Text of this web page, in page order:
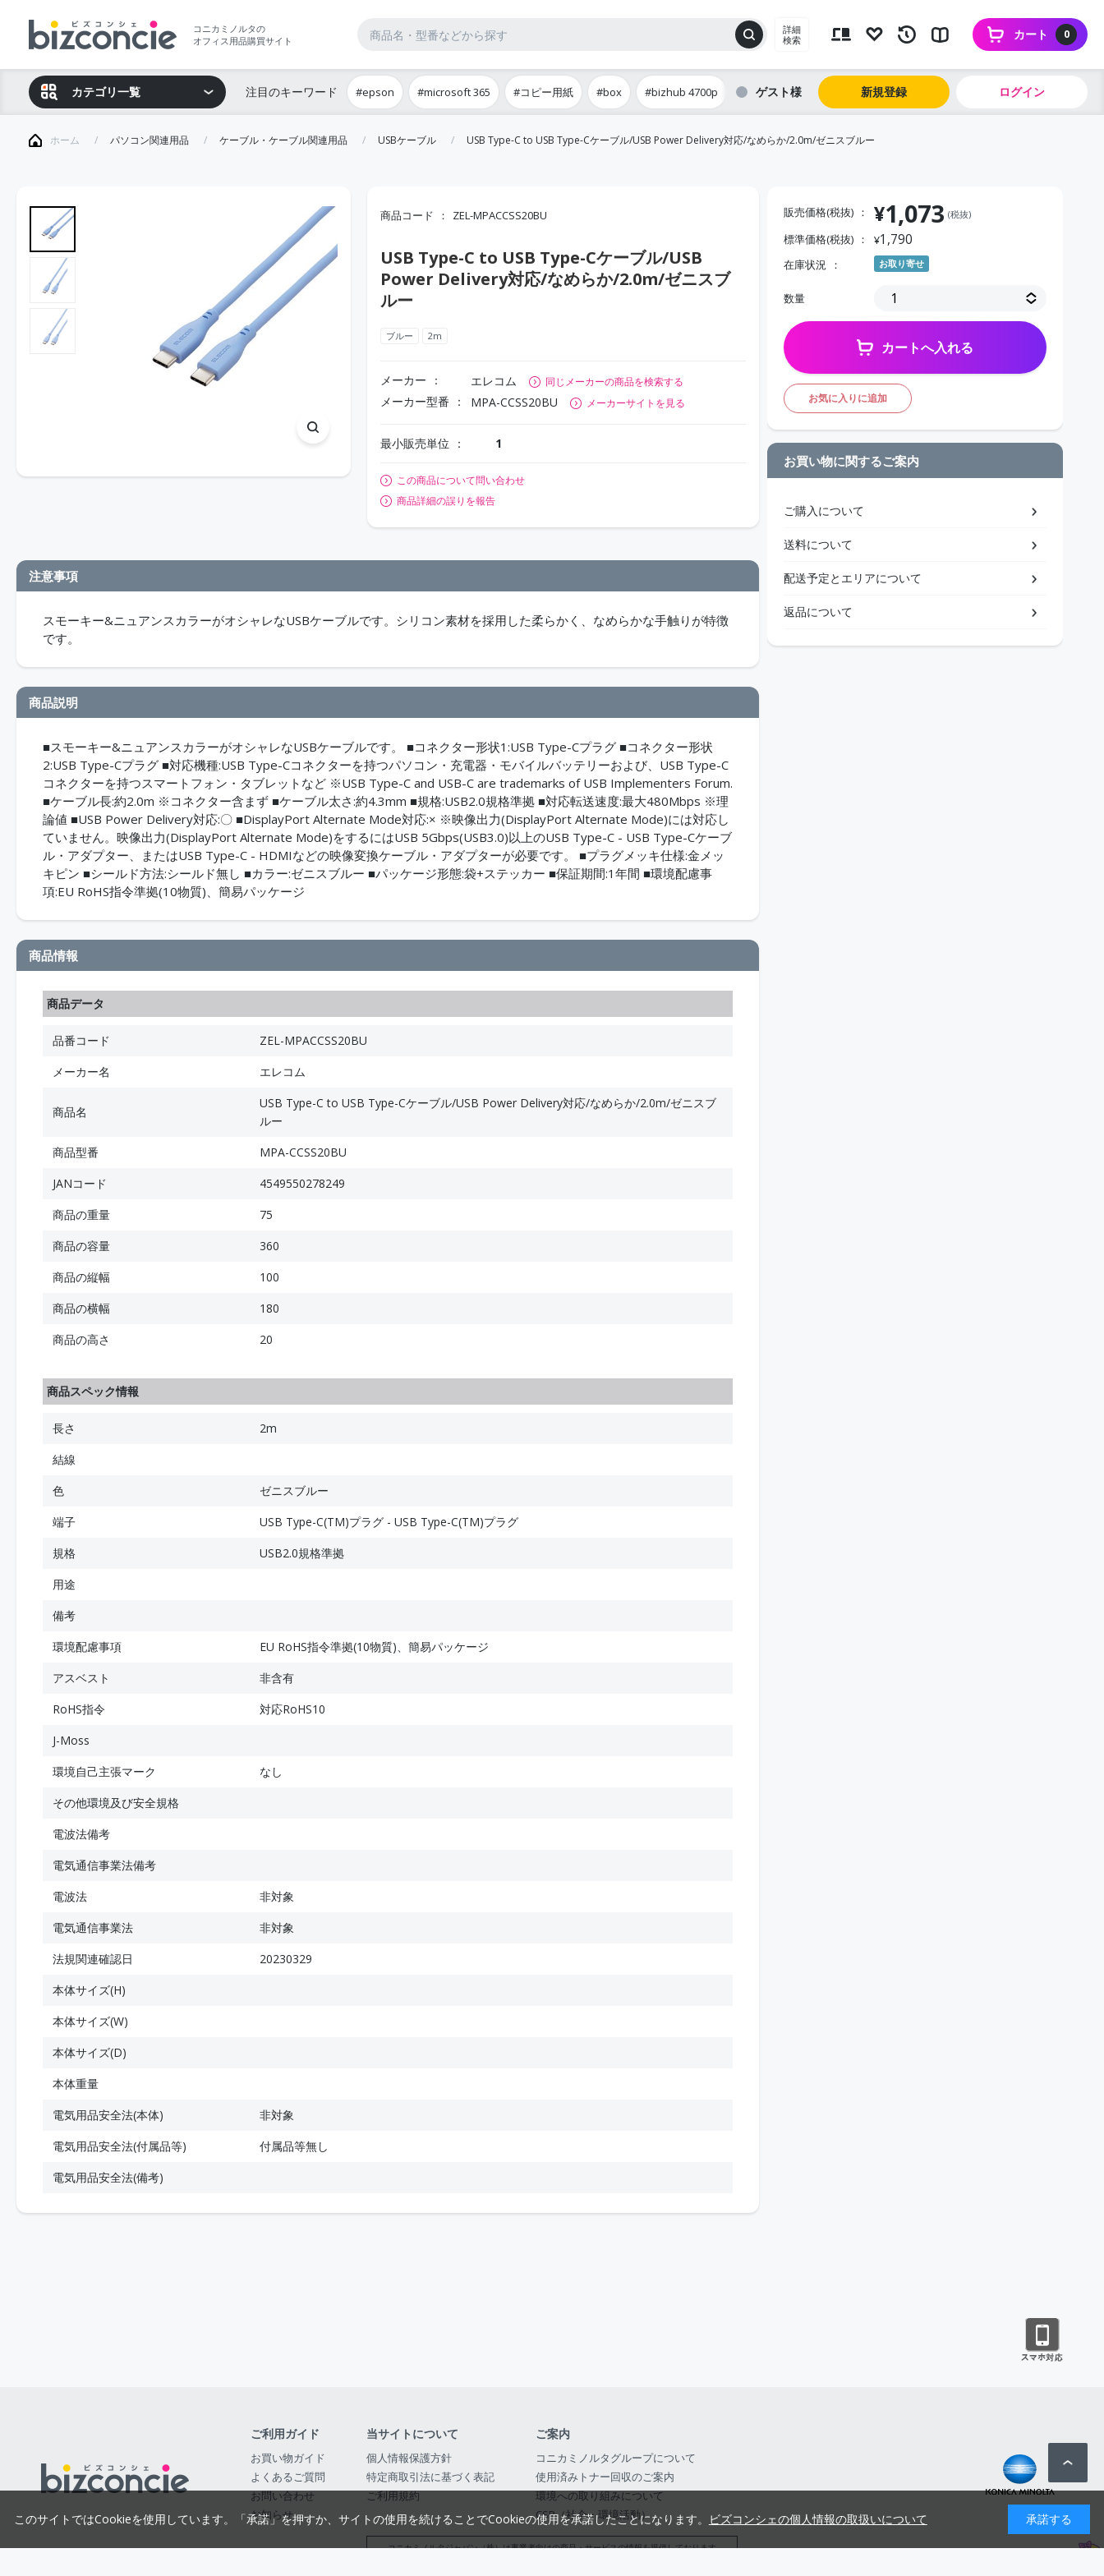
コニカミノルタの
オフィス用品購買サイト
詳細
検索
0
カート
カテゴリ一覧 注目のキーワード #epson #microsoft 365 #コピー用紙 #box #bizhub 4700p ゲスト 新規登録 ログイン
ホーム パソコン関連用品 ケーブル・ケーブル関連用品 USBケーブル USB Type-C to USB Type-Cケーブル/USB Power Delivery対応/なめらか/2.0m/ゼニスブルー
商品コード ZEL-MPACCSS20BU
USB Type-C to USB Type-Cケーブル/USB
Power Delivery対応/なめらか/2.0m/ゼニスブ
ルー
ブルー 2m
メーカー エレコム 同じメーカーの商品を検索する
メーカー型番 MPA-CCSS20BU メーカーサイトを見る
最小販売単位 1
この商品について問い合わせ
商品詳細の誤りを報告
注意事項
スモーキー&ニュアンスカラーがオシャレなUSBケーブルです。シリコン素材を採用した柔らかく、なめらかな手触りが特徴
です。
商品説明
■スモーキー&ニュアンスカラーがオシャレなUSBケーブルです。 ■コネクター形状1:USB Type-Cプラグ ■コネクター形状
2:USB Type-Cプラグ ■対応機種:USB Type-Cコネクターを持つパソコン・充電器・モバイルバッテリーおよび、USB Type-C
コネクターを持つスマートフォン・タブレットなど ※USB Type-C and USB-C are trademarks of USB Implementers Forum.
■ケーブル長:約2.0m ※コネクター含まず ■ケーブル太さ:約4.3mm ■規格:USB2.0規格準拠 ■対応転送速度:最大480Mbps ※理
論値 ■USB Power Delivery対応:〇 ■DisplayPort Alternate Mode対応:× ※映像出力(DisplayPort Alternate Mode)には対応し
ていません。映像出力(DisplayPort Alternate Mode)をするにはUSB 5Gbps(USB3.0)以上のUSB Type-C - USB Type-Cケーブ
ル・アダプター、またはUSB Type-C - HDMIなどの映像変換ケーブル・アダプターが必要です。 ■プラグメッキ仕様:金メッ
キピン ■シールド方法:シールド無し ■カラー:ゼニスブルー ■パッケージ形態:袋+ステッカー ■保証期間:1年間 ■環境配慮事
項:EU RoHS指令準拠(10物質)、簡易パッケージ
商品情報
商品データ
品番コード
ZEL-MPACCSS20BU
メーカー名
エレコム
商品名
USB Type-C to USB Type-Cケーブル/USB Power Delivery対応/なめらか/2.0m/ゼニスブ
ルー
商品型番
MPA-CCSS20BU
JANコード
4549550278249
商品の重量
75
商品の容量
360
商品の縦幅
100
商品の横幅
180
商品の高さ
20
商品スペック情報
長さ
2m
結線
色
ゼニスブルー
端子
USB Type-C(TM)プラグ - USB Type-C(TM)プラグ
規格
USB2.0規格準拠
用途
備考
環境配慮事項
EU RoHS指令準拠(10物質)、簡易パッケージ
アスベスト
非含有
RoHS指令
対応RoHS10
J-Moss
環境自己主張マーク
なし
その他環境及び安全規格
電波法備考
電気通信事業法備考
電波法
非対象
電気通信事業法
非対象
法規関連確認日
20230329
本体サイズ(H)
本体サイズ(W)
本体サイズ(D)
本体重量
電気用品安全法(本体)
非対象
電気用品安全法(付属品等)
付属品等無し
電気用品安全法(備考)
販売価格(税抜) ¥1,073 (税抜)
標準価格(税抜) ¥1,790
在庫状況 お取り寄せ
数量
カートへ入れる
お気に入りに追加
お買い物に関するご案内
ご購入について
送料について
配送予定とエリアについて
返品について
ご利用ガイド
お買い物ガイド
よくあるご質問
お問い合わせ
お知らせ
当サイトについて
個人情報保護方針
特定商取引法に基づく表記
ご利用規約
ご案内
コニカミノルタグループについて
使用済みトナー回収のご案内
環境への取り組みについて
CSR（社会・環境活動）
コニカミノルタジャパン（株）は事業者向けの商品・サービスの情報を提供しております
このサイトではCookieを使用しています。「承諾」を押すか、サイトの使用を続けることでCookieの使用を承諾したことになります。 ビズコンシェの個人情報の取扱いについて 承諾する